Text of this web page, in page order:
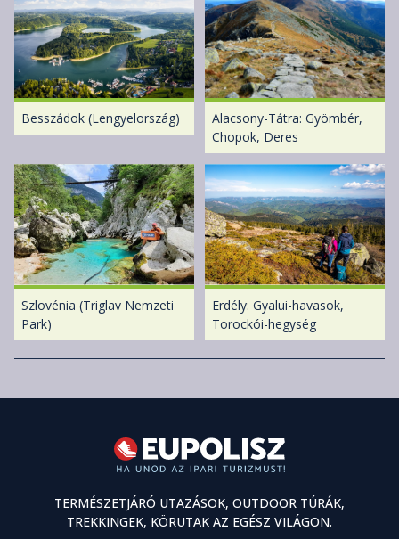
Besszádok (Lengyelország)
Alacsony-Tátra: Gyömbér,
Chopok, Deres
Szlovénia (Triglav Nemzeti
Park)
Erdély: Gyalui-havasok,
Torockói-hegység
TERMÉSZETJÁRÓ UTAZÁSOK, OUTDOOR TÚRÁK,
TREKKINGEK, KÖRUTAK AZ EGÉSZ VILÁGON.